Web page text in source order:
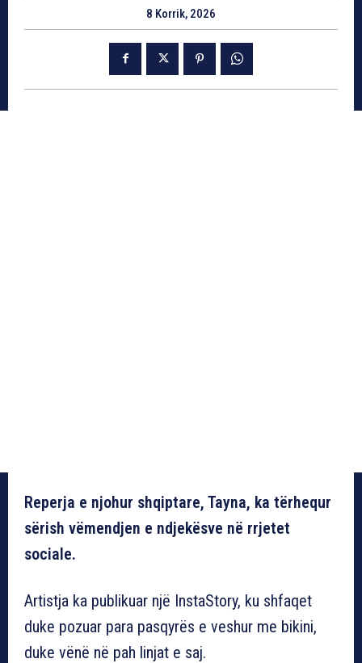
8 Korrik, 2026
Reperja e njohur shqiptare, Tayna, ka tërhequr
sërish vëmendjen e ndjekësve në rrjetet
sociale.
Artistja ka publikuar një InstaStory, ku shfaqet
duke pozuar para pasqyrës e veshur me bikini,
duke vënë në pah linjat e saj.